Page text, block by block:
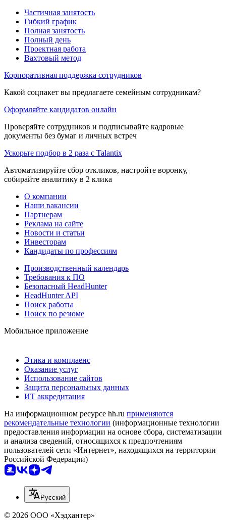
Частичная занятость
Гибкий график
Полная занятость
Полный день
Проектная работа
Вахтовый метод
Корпоративная поддержка сотрудников
Какой соцпакет вы предлагаете семейным сотрудникам?
Оформляйте кандидатов онлайн
Проверяйте сотрудников и подписывайте кадровые
документы без бумаг и личных встреч
Ускорьте подбор в 2 раза с Talantix
Автоматизируйте сбор откликов, настройте воронку,
собирайте аналитику в 2 клика
О компании
Наши вакансии
Партнерам
Реклама на сайте
Новости и статьи
Инвесторам
Кандидаты по профессиям
Производственный календарь
Требования к ПО
Безопасный HeadHunter
HeadHunter API
Поиск работы
Поиск по резюме
Мобильное приложение
Этика и комплаенс
Оказание услуг
Использование сайтов
Защита персональных данных
ИТ аккредитация
На информационном ресурсе hh.ru применяются
рекомендательные технологии (информационные технологии
предоставления информации на основе сбора, систематизации
и анализа сведений, относящихся к предпочтениям
пользователей сети «Интернет», находящихся на территории
Российской Федерации)
Русский
© 2026 ООО «Хэдхантер»